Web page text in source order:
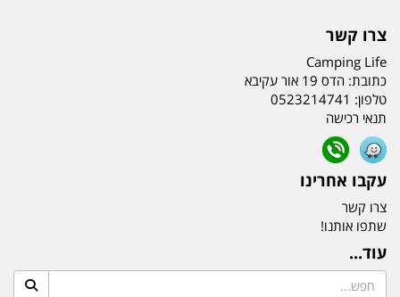
צרו קשר
Camping Life
כתובת: הדס 19 אור עקיבא
טלפון: 0523214741
תנאי רכישה
עקבו אחרינו
צרו קשר
שתפו אותנו!
עוד...